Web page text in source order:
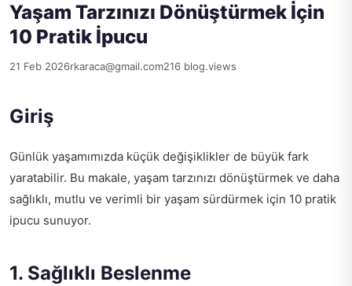
Yaşam Tarzınızı Dönüştürmek İçin
10 Pratik İpucu
21 Feb 2026rkaraca@gmail.com216 blog.views
Giriş
Günlük yaşamımızda küçük değişiklikler de büyük fark
yaratabilir. Bu makale, yaşam tarzınızı dönüştürmek ve daha
sağlıklı, mutlu ve verimli bir yaşam sürdürmek için 10 pratik
ipucu sunuyor.
1. Sağlıklı Beslenme